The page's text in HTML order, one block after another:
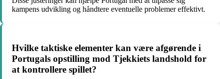
kampens udvikling og håndtere eventuelle problemer effektivt.
Hvilke taktiske elementer kan være afgørende i
Portugals opstilling mod Tjekkiets landshold for
at kontrollere spillet?